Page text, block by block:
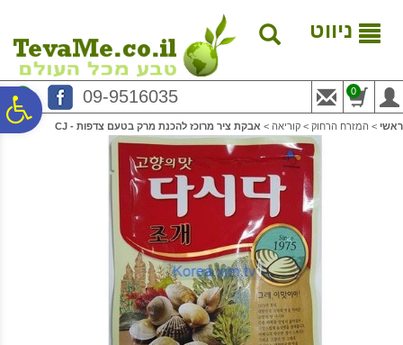
נגישות
המרכזי
ניווט
09-9516035 0
ראשי > המזרח הרחוק > קוריאה > אבקת ציר מרוכז להכנת מרק בטעם צדפות - CJ